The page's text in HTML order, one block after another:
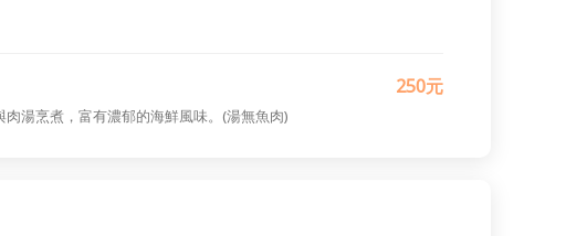
250元
湯烹煮，富有濃郁的海鮮風味。(湯無魚肉)